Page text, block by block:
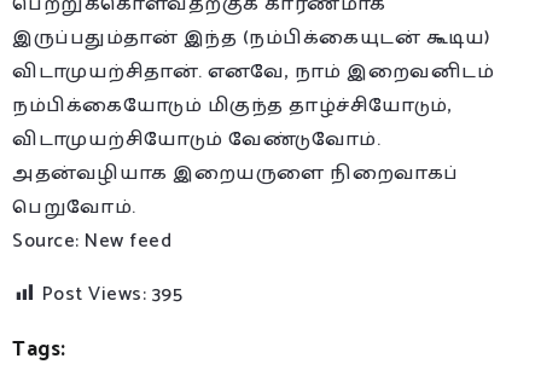
இருப்பதும்தான் இந்த (நம்பிக்கையுடன் கூடிய)
விடாமுயற்சிதான். எனவே, நாம் இறைவனிடம்
நம்பிக்கையோடும் மிகுந்த தாழ்ச்சியோடும்,
விடாமுயற்சியோடும் வேண்டுவோம்.
அதன்வழியாக இறையருளை நிறைவாகப்
பெறுவோம்.
Source: New feed
Post Views:395
Tags: